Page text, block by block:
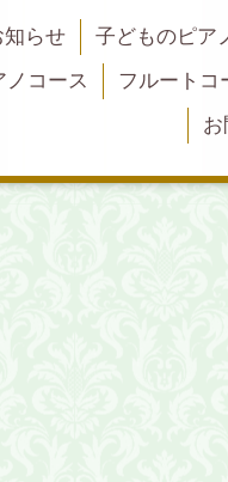
知らせ 子どものピア
ノコース
フルートコ